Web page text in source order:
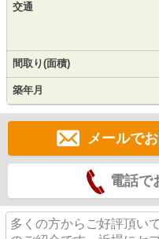
交通
間取り(面積)
築年月
メールで
電話で
多くの方からご好評頂い